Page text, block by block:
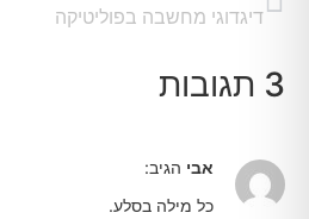
דיגדוגי מחשבה בפוליטיקה
3 תגובות
אבי הגיב:
כל מילה בסלע.